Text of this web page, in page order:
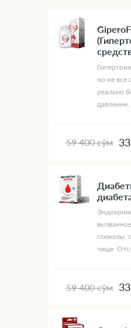
но не все
реально
давление,
59 400 сўм
глюкозы,
чаще.
59 400 сўм